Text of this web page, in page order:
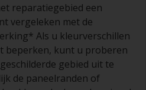
reparatiegebied een
vergeleken met de
Als u kleurverschillen
beperken, kunt u proberen
gebied uit te
de paneelranden of